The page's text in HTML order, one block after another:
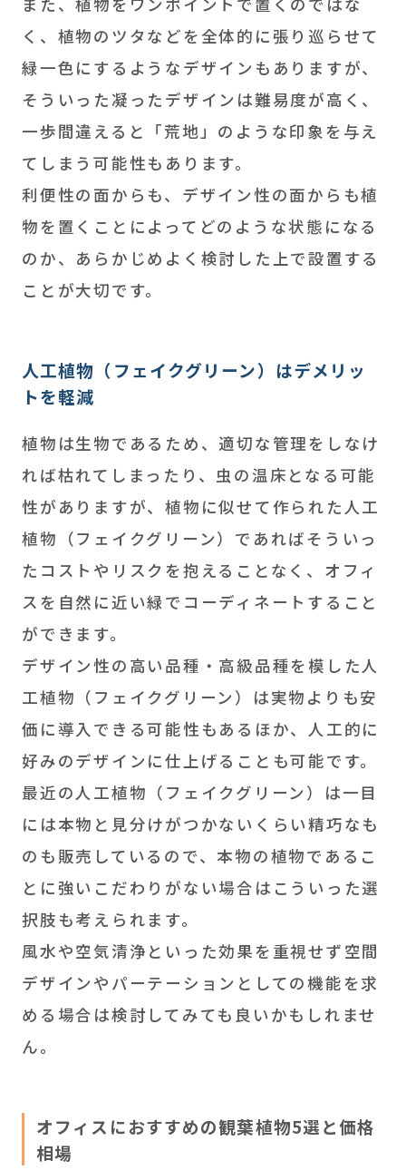
く、植物のツタなどを全体的に張り巡らせて
緑一色にするようなデザインもありますが、
そういった凝ったデザインは難易度が高く、
一歩間違えると「荒地」のような印象を与え
てしまう可能性もあります。
利便性の面からも、デザイン性の面からも植
物を置くことによってどのような状態になる
のか、あらかじめよく検討した上で設置する
ことが大切です。
人工植物（フェイクグリーン）はデメリッ
トを軽減
植物は生物であるため、適切な管理をしなけ
れば枯れてしまったり、虫の温床となる可能
性がありますが、植物に似せて作られた人工
植物（フェイクグリーン）であればそういっ
たコストやリスクを抱えることなく、オフィ
スを自然に近い緑でコーディネートすること
ができます。
デザイン性の高い品種・高級品種を模した人
工植物（フェイクグリーン）は実物よりも安
価に導入できる可能性もあるほか、人工的に
好みのデザインに仕上げることも可能です。
最近の人工植物（フェイクグリーン）は一目
には本物と見分けがつかないくらい精巧なも
のも販売しているので、本物の植物であるこ
とに強いこだわりがない場合はこういった選
択肢も考えられます。
風水や空気清浄といった効果を重視せず空間
デザインやパーテーションとしての機能を求
める場合は検討してみても良いかもしれませ
ん。
オフィスにおすすめの観葉植物5選と価格
相場